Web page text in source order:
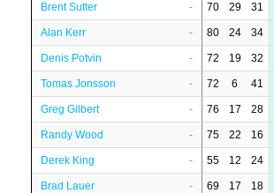
Brent Sutter - 70 29 31
Alan Kerr - 80 24 34
Denis Potvin - 72 19 32
Tomas Jonsson - 72 6 41
Greg Gilbert - 76 17 28
Randy Wood - 75 22 16
Derek King - 55 12 24
Brad Lauer - 69 17 18